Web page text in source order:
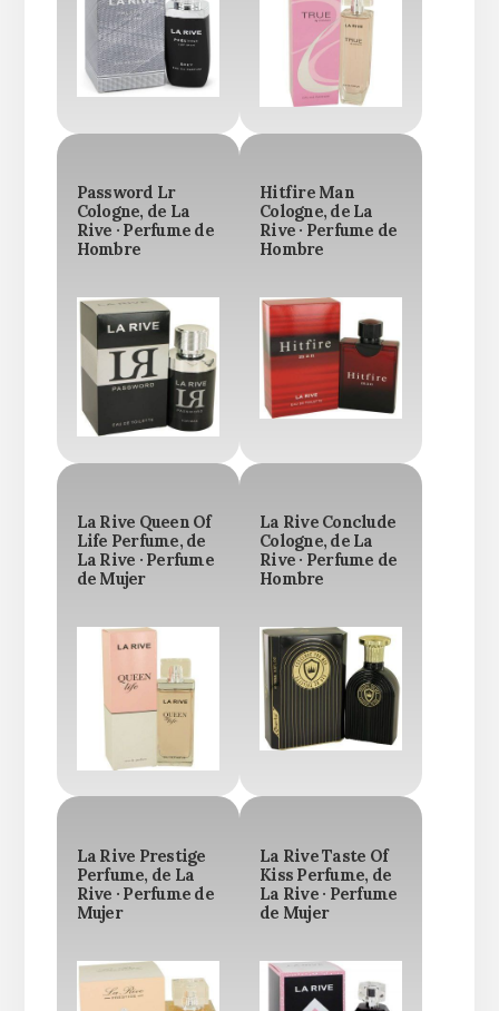
Password Lr
Cologne, de La
Rive · Perfume de
Hombre
Hitfire Man
Cologne, de La
Rive · Perfume de
Hombre
La Rive Queen Of
Life Perfume, de
La Rive · Perfume
de Mujer
La Rive Conclude
Cologne, de La
Rive · Perfume de
Hombre
La Rive Prestige
Perfume, de La
Rive · Perfume de
Mujer
La Rive Taste Of
Kiss Perfume, de
La Rive · Perfume
de Mujer